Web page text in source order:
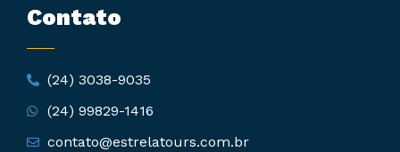
Contato
(24) 3038-9035
(24) 99829-1416
contato@estrelatours.com.br